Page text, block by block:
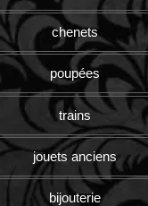
chenets
poupées
trains
jouets anciens
bijouterie